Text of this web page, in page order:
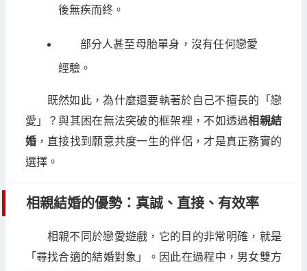
後無疾而終。
部分人甚至母胎單身，沒有任何戀愛
經驗。
既然如此，為什麼還要執著於自己不擅長的「戀
愛」？與其困在無法突破的框架裡，不如透過相親結
婚，直接找到願意共度一生的伴侶，才是真正務實的
選擇。
相親結婚的優勢：真誠、直接、有效率
相親不同於戀愛遊戲，它的目的非常明確，就是
「尋找合適的結婚對象」。因此在過程中，男女雙方